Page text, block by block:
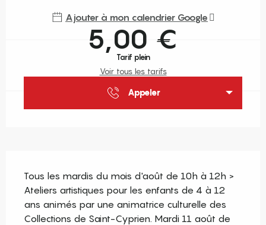
Ajouter à mon calendrier Google
5,00 €
Tarif plein
Voir tous les tarifs
Appeler
Tous les mardis du mois d'août de 10h à 12h >
Ateliers artistiques pour les enfants de 4 à 12
ans animés par une animatrice culturelle des
Collections de Saint-Cyprien. Mardi 11 août de